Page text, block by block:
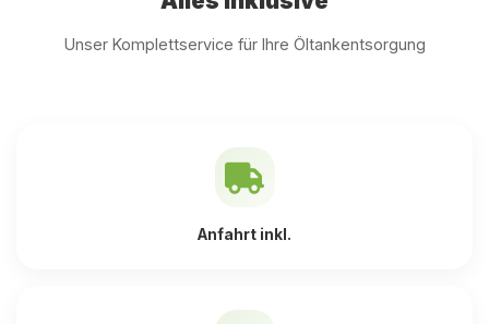
Unser Komplettservice für Ihre Öltankentsorgung
Anfahrt inkl.